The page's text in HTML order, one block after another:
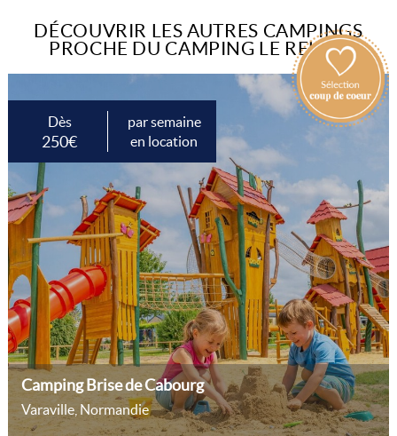
DÉCOUVRIR LES AUTRES CAMPINGS
PROCHE DU CAMPING LE RELAIS
Dès
250€
par semaine
en location
Camping Brise de Cabourg
Varaville, Normandie